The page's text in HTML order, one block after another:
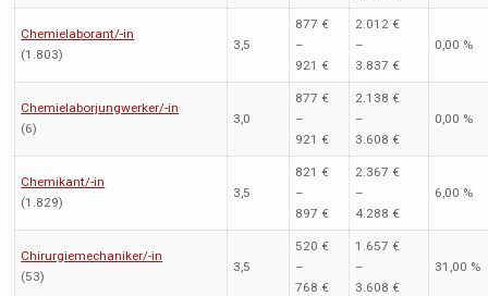
Chemielaborant/-in
(1.803)
3,5
877 €
–
921 €
2.012 €
–
3.837 €
0,00 %
Chemielaborjungwerker/-in
(6)
3,0
877 €
–
921 €
2.138 €
–
3.608 €
0,00 %
Chemikant/-in
(1.829)
3,5
821 €
–
897 €
2.367 €
–
4.288 €
6,00 %
Chirurgiemechaniker/-in
(53)
3,5
520 €
–
768 €
1.657 €
–
3.608 €
31,00 %